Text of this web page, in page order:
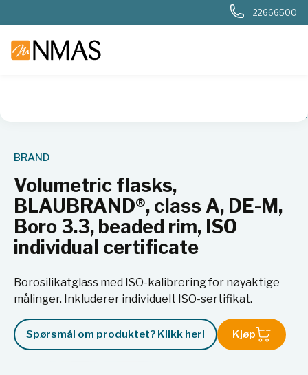
22666500
BRAND
Volumetric flasks,
BLAUBRAND®, class A, DE-M,
Boro 3.3, beaded rim, ISO
individual certificate
Borosilikatglass med ISO-kalibrering for nøyaktige
målinger. Inkluderer individuelt ISO-sertifikat.
Spørsmål om produktet? Klikk her! Kjøp